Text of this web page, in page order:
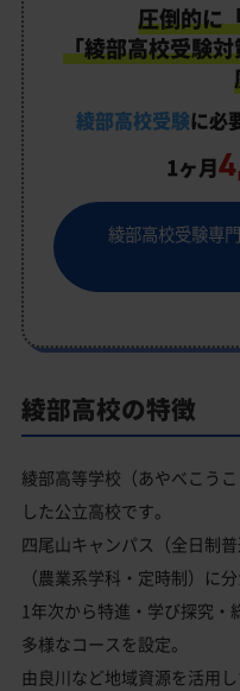
圧倒的に
「綾部高校受験
綾部高校受験に必
1ヶ月
綾部高校受験専
綾部高校の特徴
綾部高等学校（あやべこう
した公立高校です。
四尾山キャンパス（全日制
（農業系学科・定時制）に
1年次から特進・学び探究・
多様なコースを設定。
由良川など地域資源を活用